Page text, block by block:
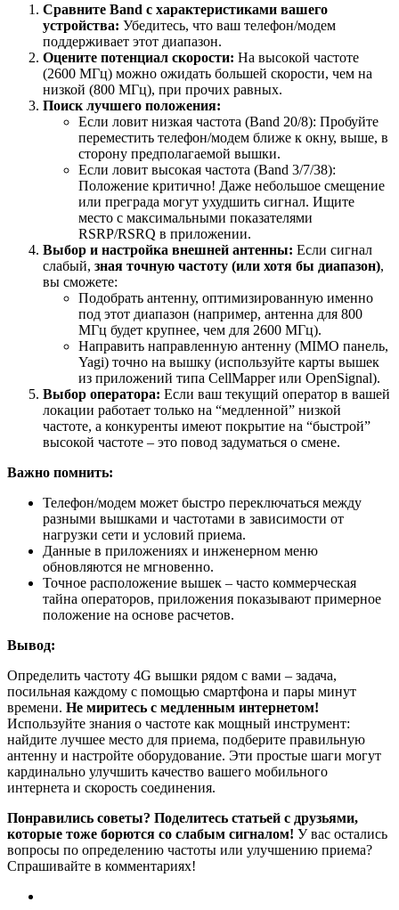
Сравните Band с характеристиками вашего
устройства: Убедитесь, что ваш телефон/модем
поддерживает этот диапазон.
Оцените потенциал скорости: На высокой частоте
(2600 МГц) можно ожидать большей скорости, чем на
низкой (800 МГц), при прочих равных.
Поиск лучшего положения:
Если ловит низкая частота (Band 20/8): Пробуйте
переместить телефон/модем ближе к окну, выше, в
сторону предполагаемой вышки.
Если ловит высокая частота (Band 3/7/38):
Положение критично! Даже небольшое смещение
или преграда могут ухудшить сигнал. Ищите
место с максимальными показателями
RSRP/RSRQ в приложении.
Выбор и настройка внешней антенны: Если сигнал
слабый, зная точную частоту (или хотя бы диапазон),
вы сможете:
Подобрать антенну, оптимизированную именно
под этот диапазон (например, антенна для 800
МГц будет крупнее, чем для 2600 МГц).
Направить направленную антенну (MIMO панель,
Yagi) точно на вышку (используйте карты вышек
из приложений типа CellMapper или OpenSignal).
Выбор оператора: Если ваш текущий оператор в вашей
локации работает только на “медленной” низкой
частоте, а конкуренты имеют покрытие на “быстрой”
высокой частоте – это повод задуматься о смене.
Важно помнить:
Телефон/модем может быстро переключаться между
разными вышками и частотами в зависимости от
нагрузки сети и условий приема.
Данные в приложениях и инженерном меню
обновляются не мгновенно.
Точное расположение вышек – часто коммерческая
тайна операторов, приложения показывают примерное
положение на основе расчетов.
Вывод:
Определить частоту 4G вышки рядом с вами – задача,
посильная каждому с помощью смартфона и пары минут
времени. Не миритесь с медленным интернетом!
Используйте знания о частоте как мощный инструмент:
найдите лучшее место для приема, подберите правильную
антенну и настройте оборудование. Эти простые шаги могут
кардинально улучшить качество вашего мобильного
интернета и скорость соединения.
Понравились советы? Поделитесь статьей с друзьями,
которые тоже борются со слабым сигналом! У вас остались
вопросы по определению частоты или улучшению приема?
Спрашивайте в комментариях!